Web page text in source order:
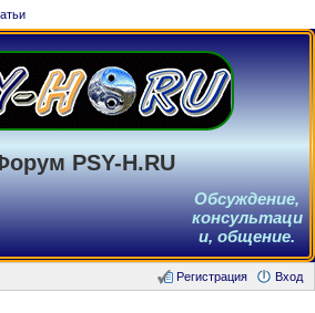
PSY-H.RU
Обсуждение,
консультаци
и, общение.
Вход
Регистрация